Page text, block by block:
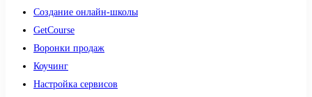
Создание онлайн-школы
GetCourse
Воронки продаж
Коучинг
Настройка сервисов